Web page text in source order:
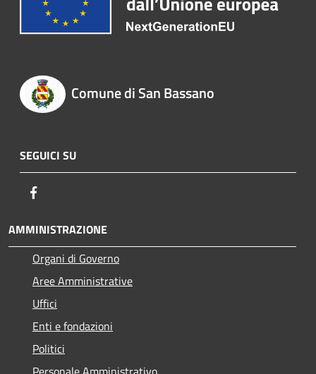
Comune di San Bassano
SEGUICI SU
AMMINISTRAZIONE
Organi di Governo
Aree Amministrative
Uffici
Enti e fondazioni
Politici